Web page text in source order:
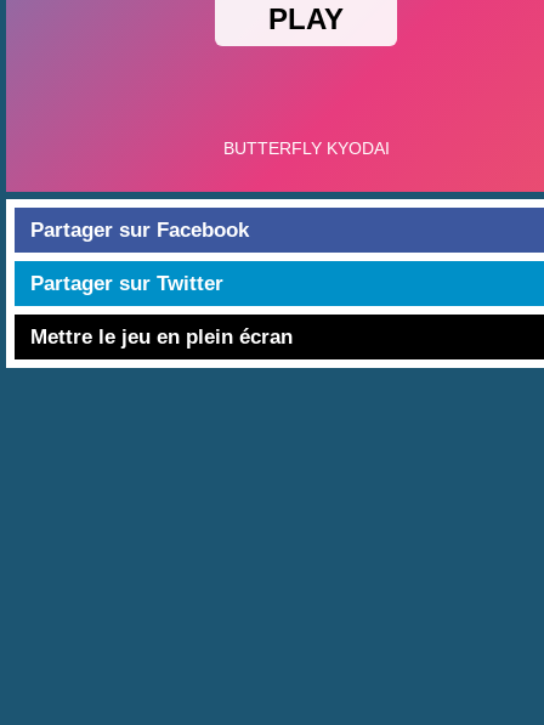
Partager sur Facebook
Partager sur Twitter
Mettre le jeu en plein écran